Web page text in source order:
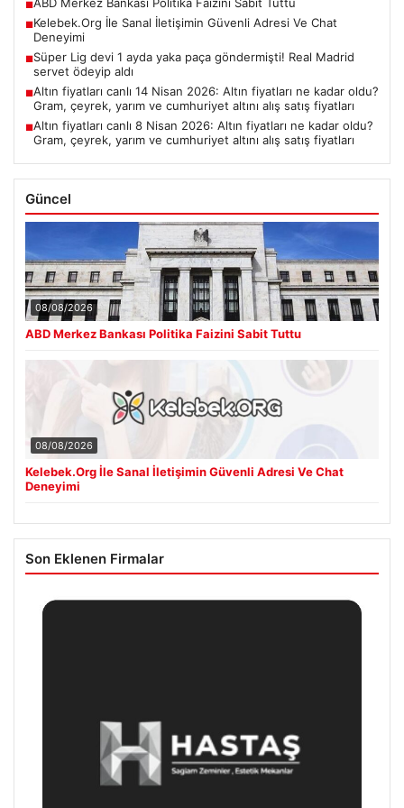
■
■Kelebek.Org İle Sanal İletişimin Güvenli Adresi Ve Chat
Deneyimi
■Süper Lig devi 1 ayda yaka paça göndermişti! Real Madrid
servet ödeyip aldı
■Altın fiyatları canlı 14 Nisan 2026: Altın fiyatları ne kadar oldu?
Gram, çeyrek, yarım ve cumhuriyet altını alış satış fiyatları
■Altın fiyatları canlı 8 Nisan 2026: Altın fiyatları ne kadar oldu?
Gram, çeyrek, yarım ve cumhuriyet altını alış satış fiyatları
Güncel
08/08/2026
ABD Merkez Bankası Politika Faizini Sabit Tuttu
08/08/2026
Kelebek.Org İle Sanal İletişimin Güvenli Adresi Ve Chat
Deneyimi
Son Eklenen Firmalar